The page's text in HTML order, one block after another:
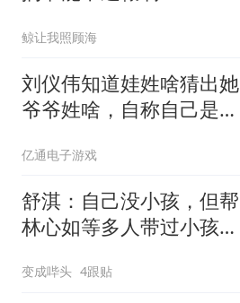
鲸让我照顾海
刘仪伟知道娃姓啥猜出她
爷爷姓啥，自称自己是半
啥
亿通电子游戏
舒淇：自己没小孩，但帮
林心如等多人带过小孩，
变成哔头 4跟贴